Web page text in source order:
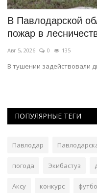
В Павлодарской
пожар в
Авг 5, 2026 0 135
В тушении задействовали
ПОПУЛЯРНЫЕ ТЕГИ
Павлодар
погода Экибастуз
Аксу конкурс